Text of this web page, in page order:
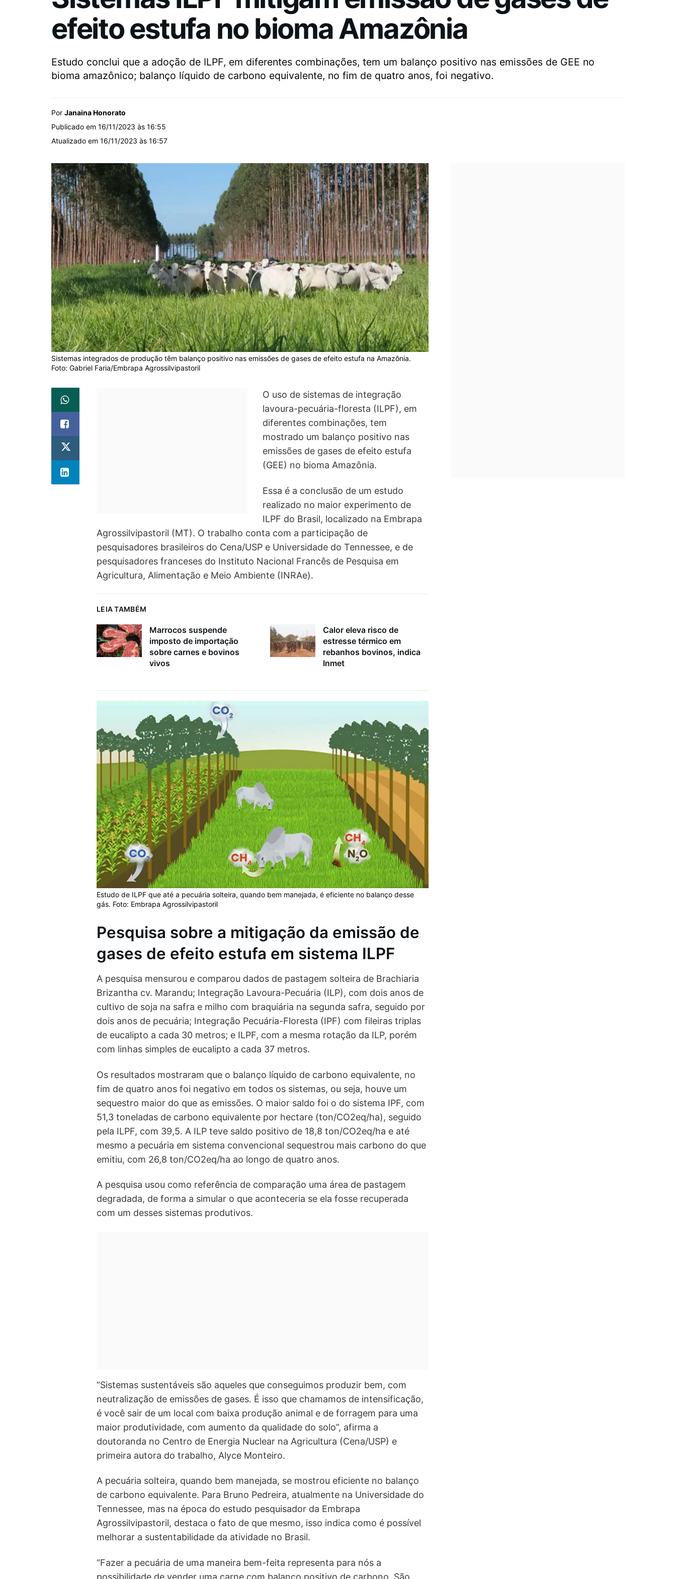
efeito estufa no bioma Amazônia
Estudo conclui que a adoção de ILPF, em diferentes combinações, tem um balanço positivo nas emissões de GEE no
bioma amazônico; balanço líquido de carbono equivalente, no fim de quatro anos, foi negativo.
Por Janaina Honorato
Publicado em 16/11/2023 às 16:55
Atualizado em 16/11/2023 às 16:57
Sistemas integrados de produção têm balanço positivo nas emissões de gases de efeito estufa na Amazônia.
Foto: Gabriel Faria/Embrapa Agrossilvipastoril
O uso de sistemas de integração
lavoura-pecuária-floresta (ILPF), em
diferentes combinações, tem
mostrado um balanço positivo nas
emissões de gases de efeito estufa
(GEE) no bioma Amazônia.
Essa é a conclusão de um estudo
realizado no maior experimento de
ILPF do Brasil, localizado na Embrapa
Agrossilvipastoril (MT). O trabalho conta com a participação de
pesquisadores brasileiros do Cena/USP e Universidade do Tennessee, e de
pesquisadores franceses do Instituto Nacional Francês de Pesquisa em
Agricultura, Alimentação e Meio Ambiente (INRAe).
LEIA TAMBÉM
Marrocos suspende
imposto de importação
sobre carnes e bovinos
vivos
Calor eleva risco de
estresse térmico em
rebanhos bovinos, indica
Inmet
Estudo de ILPF que até a pecuária solteira, quando bem manejada, é eficiente no balanço desse
gás. Foto: Embrapa Agrossilvipastoril
Pesquisa sobre a mitigação da emissão de
gases de efeito estufa em sistema ILPF
A pesquisa mensurou e comparou dados de pastagem solteira de Brachiaria
Brizantha cv. Marandu; Integração Lavoura-Pecuária (ILP), com dois anos de
cultivo de soja na safra e milho com braquiária na segunda safra, seguido por
dois anos de pecuária; Integração Pecuária-Floresta (IPF) com fileiras triplas
de eucalipto a cada 30 metros; e ILPF, com a mesma rotação da ILP, porém
com linhas simples de eucalipto a cada 37 metros.
Os resultados mostraram que o balanço líquido de carbono equivalente, no
fim de quatro anos foi negativo em todos os sistemas, ou seja, houve um
sequestro maior do que as emissões. O maior saldo foi o do sistema IPF, com
51,3 toneladas de carbono equivalente por hectare (ton/CO2eq/ha), seguido
pela ILPF, com 39,5. A ILP teve saldo positivo de 18,8 ton/CO2eq/ha e até
mesmo a pecuária em sistema convencional sequestrou mais carbono do que
emitiu, com 26,8 ton/CO2eq/ha ao longo de quatro anos.
A pesquisa usou como referência de comparação uma área de pastagem
degradada, de forma a simular o que aconteceria se ela fosse recuperada
com um desses sistemas produtivos.
“Sistemas sustentáveis são aqueles que conseguimos produzir bem, com
neutralização de emissões de gases. É isso que chamamos de intensificação,
é você sair de um local com baixa produção animal e de forragem para uma
maior produtividade, com aumento da qualidade do solo”, afirma a
doutoranda no Centro de Energia Nuclear na Agricultura (Cena/USP) e
primeira autora do trabalho, Alyce Monteiro.
A pecuária solteira, quando bem manejada, se mostrou eficiente no balanço
de carbono equivalente. Para Bruno Pedreira, atualmente na Universidade do
Tennessee, mas na época do estudo pesquisador da Embrapa
Agrossilvipastoril, destaca o fato de que mesmo, isso indica como é possível
melhorar a sustentabilidade da atividade no Brasil.
“Fazer a pecuária de uma maneira bem-feita representa para nós a
possibilidade de vender uma carne com balanço positivo de carbono. São